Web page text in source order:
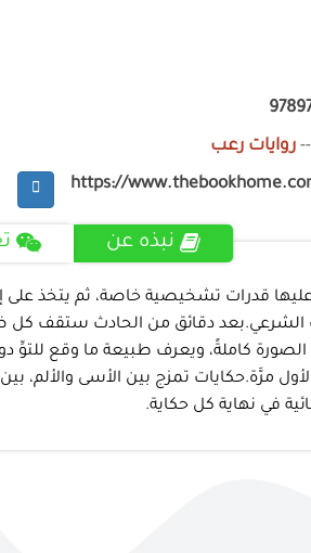
-- روايات رعب
https://
نبذه عن
قدرات تشخيصية خاصة، ثم يتخذ على
دقائق من الحادث ستقف
الصورة كاملةً، ويعرف طبيعة ما وقع
تمزج بين الأسى والألم،
في نهاية كل حكاية.